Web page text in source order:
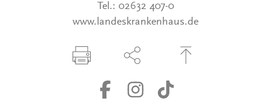
Tel.: 02632 407-0
www.landeskrankenhaus.de